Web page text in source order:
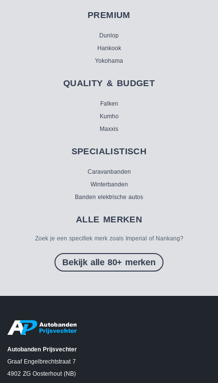
PREMIUM
Dunlop
Hankook
Yokohama
QUALITY & BUDGET
Falken
Kumho
Maxxis
SPECIALISTISCH
Caravanbanden
Winterbanden
Banden elektrische autos
ALLE MERKEN
Zoek je een specifiek merk zoals Imperial of Nankang?
Bekijk alle 80+ merken
Autobanden Prijsvechter
Graaf Engelbrechtstraat 7
4902 ZG Oosterhout (NB)